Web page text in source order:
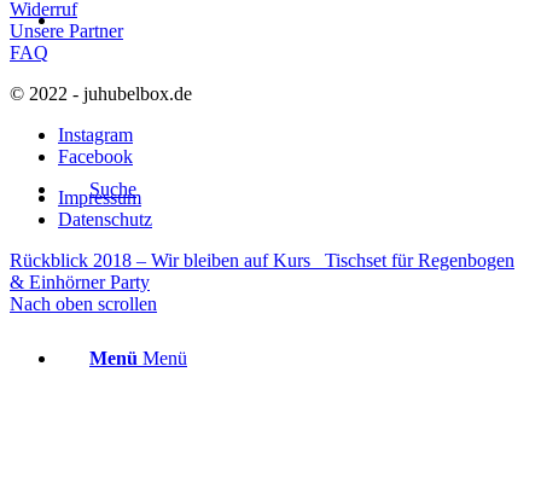
Suche
Menü Menü
Widerruf
Unsere Partner
FAQ
© 2022 - juhubelbox.de
Instagram
Facebook
Impressum
Datenschutz
Rückblick 2018 – Wir bleiben auf Kurs
Tischset für Regenbogen
& Einhörner Party
Nach oben scrollen